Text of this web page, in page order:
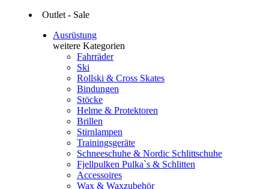
Outlet - Sale
Ausrüstung
weitere Kategorien
Fahrräder
Ski
Rollski & Cross Skates
Bindungen
Stöcke
Helme & Protektoren
Brillen
Stirnlampen
Trainingsgeräte
Schneeschuhe & Nordic Schlittschuhe
Fjellpulken Pulka`s & Schlitten
Accessoires
Wax & Waxzubehör